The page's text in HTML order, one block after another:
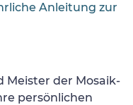
Anleitung zur
Meister der Mosaik-
persönlichen